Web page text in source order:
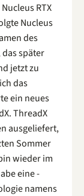
RTX
Nucleus
des
später
jetzt zu
das
ein neues
ThreadX
ausgeliefert,
Sommer
wieder im
eine -
namens